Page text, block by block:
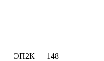
ЭП2К — 148